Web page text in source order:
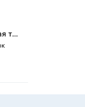
630-0050 Резиновая тяга - антилопа.Ormco (США)